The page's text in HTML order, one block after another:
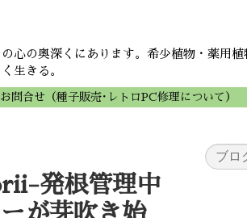
心の奥深くにあります。希少植物・薬用
生きる。
お問合せ（種子販売･レトロPC修理について）
発根管理中